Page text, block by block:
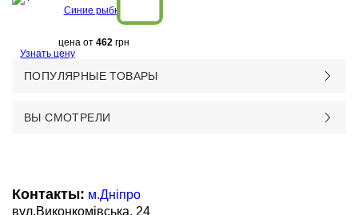
Синие рыбки
цена от 462грн
Узнать цену
ПОПУЛЯРНЫЕ ТОВАРЫ
ВЫ СМОТРЕЛИ
Контакты: м.Дніпро
вул.Виконкомівська, 24